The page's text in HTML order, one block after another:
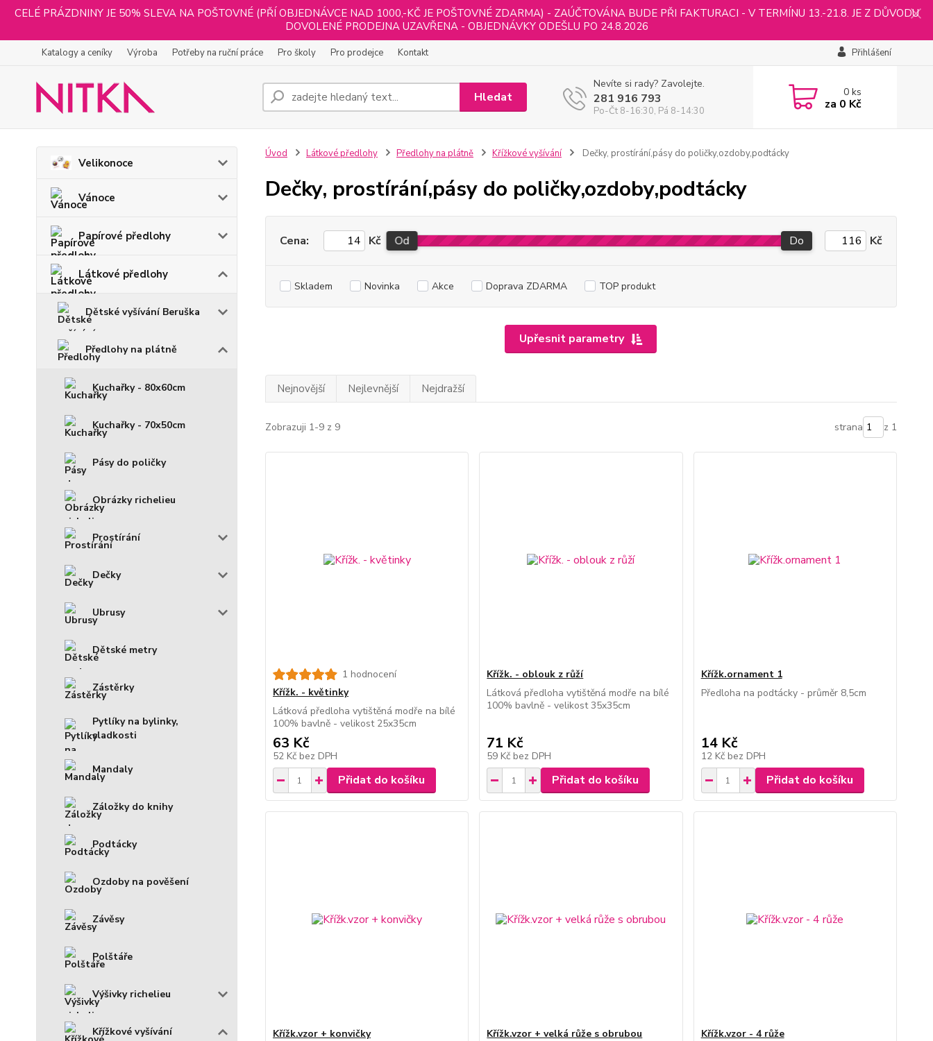
CELÉ PRÁZDNINY JE 50% SLEVA NA POŠTOVNÉ (PŘÍ OBJEDNÁVCE NAD 1000,-KČ JE POŠTOVNÉ ZDARMA) - ZAÚČTOVÁNA BUDE PŘI FAKTURACI - V TERMÍNU 13.-21.8. JE Z DŮVODU
DOVOLENÉ PRODEJNA UZAVŘENA - OBJEDNÁVKY ODEŠLU PO 24.8.2026
Katalogy a ceníky Výroba Potřeby na ruční práce Pro školy Pro prodejce Kontakt Přihlášení
Hledat
Nevíte si rady? Zavolejte.
281 916 793
Po-Čt 8-16:30, Pá 8-14:30
0ks
za 0 Kč
Velikonoce
Vánoce
Papírové předlohy
Látkové předlohy
Dětské vyšívání Beruška
Předlohy na plátně
Kuchařky - 80x60cm
Kuchařky - 70x50cm
Pásy do poličky
Obrázky richelieu
Prostírání
Dečky
Ubrusy
Dětské metry
Zástěrky
Pytlíky na bylinky,
sladkosti
Mandaly
Záložky do knihy
Podtácky
Ozdoby na pověšení
Závěsy
Polštáře
Výšivky richelieu
Křížkové vyšívání
Úvod Látkové předlohy Předlohy na plátně Křížkové vyšívání Dečky, prostírání,pásy do poličky,ozdoby,podtácky
Dečky, prostírání,pásy do poličky,ozdoby,podtácky
Upřesnit parametry
Cena: Kč Od Do Kč
Skladem Novinka Akce Doprava ZDARMA TOP produkt
Nejnovější Nejlevnější Nejdražší
Zobrazuji 1-9 z 9 strana z 1
1 hodnocení
Křížk. - květinky
Látková předloha vytištěná modře na bílé
100% bavlně - velikost 25x35cm
63 Kč
52 Kč bez DPH
Přidat do košíku
Křížk. - oblouk z růží
Látková předloha vytištěná modře na bílé
100% bavlně - velikost 35x35cm
71 Kč
59 Kč bez DPH
Přidat do košíku
Křížk.ornament 1
Předloha na podtácky - průměr 8,5cm
14 Kč
12 Kč bez DPH
Přidat do košíku
Křížk.vzor + konvičky
Křížk.vzor + velká růže s obrubou
Křížk.vzor - 4 růže